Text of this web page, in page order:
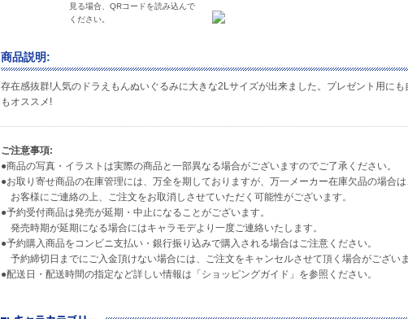
見る場合、QRコードを読み込んで
ください。
商品説明:
存在感抜群!人気のドラえもんぬいぐるみに大きな2Lサイズが出来ました。プレゼント用にも
もオススメ!
ご注意事項:
●商品の写真・イラストは実際の商品と一部異なる場合がございますのでご了承ください。
●お取り寄せ商品の在庫管理には、万全を期しておりますが、万一メーカー在庫欠品の場合は
お客様にご連絡の上、ご注文をお取消しさせていただく可能性がございます。
●予約受付商品は発売が延期・中止になることがございます。
発売時期が延期になる場合にはキャラモデより一度ご連絡いたします。
●予約購入商品をコンビニ支払い・銀行振り込みで購入される場合はご注意ください。
予約締切日までにご入金頂けない場合には、ご注文をキャンセルさせて頂く場合がございま
●配送日・配送時間の指定など詳しい情報は「ショッピングガイド」を参照ください。